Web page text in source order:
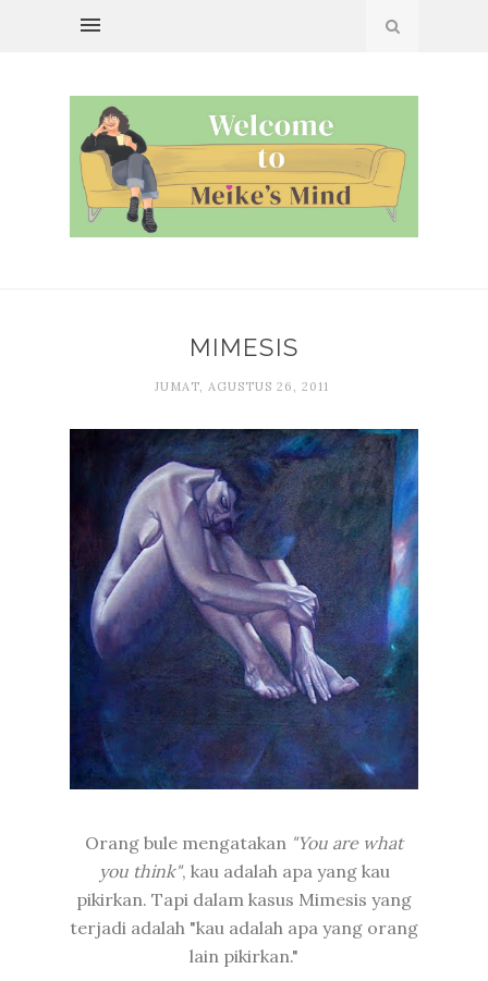
MIMESIS
JUMAT, AGUSTUS 26, 2011
Orang bule mengatakan "You are what
you think", kau adalah apa yang kau
pikirkan. Tapi dalam kasus Mimesis yang
terjadi adalah "kau adalah apa yang orang
lain pikirkan."